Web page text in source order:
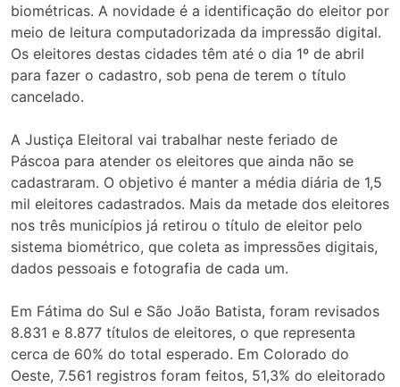
biométricas. A novidade é a identificação do eleitor por
meio de leitura computadorizada da impressão digital.
Os eleitores destas cidades têm até o dia 1º de abril
para fazer o cadastro, sob pena de terem o título
cancelado.
A Justiça Eleitoral vai trabalhar neste feriado de
Páscoa para atender os eleitores que ainda não se
cadastraram. O objetivo é manter a média diária de 1,5
mil eleitores cadastrados. Mais da metade dos eleitores
nos três municípios já retirou o título de eleitor pelo
sistema biométrico, que coleta as impressões digitais,
dados pessoais e fotografia de cada um.
Em Fátima do Sul e São João Batista, foram revisados
8.831 e 8.877 títulos de eleitores, o que representa
cerca de 60% do total esperado. Em Colorado do
Oeste, 7.561 registros foram feitos, 51,3% do eleitorado